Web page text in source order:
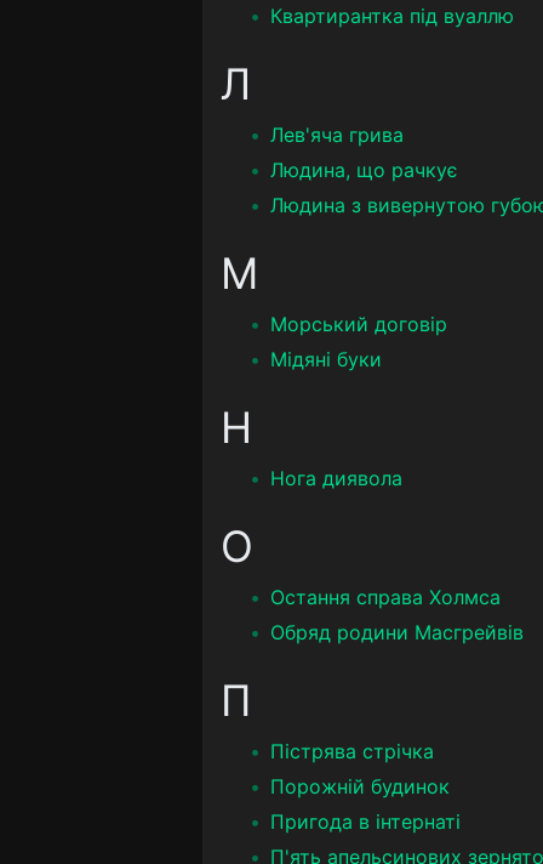
Квартирантка під вуаллю
Л
Лев'яча грива
Людина, що рачкує
Людина з вивернутою
М
Морський договір
Мідяні буки
Н
Нога диявола
О
Остання справа Холмса
Обряд родини Масгрейвів
П
Пістрява стрічка
Порожній будинок
Пригода в інтернаті
П'ять апельсинових